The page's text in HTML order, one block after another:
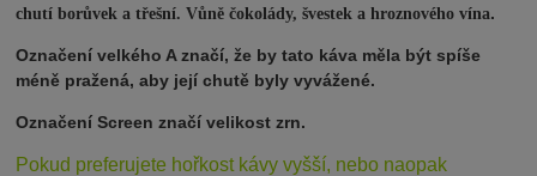
chutí borůvek a třešní. Vůně čokolády, švestek a hroznového vína.
Označení velkého A značí, že by tato káva měla být spíše
méně pražená, aby její chutě byly vyvážené.
Označení Screen značí velikost zrn.
Pokud preferujete hořkost kávy vyšší, nebo naopak